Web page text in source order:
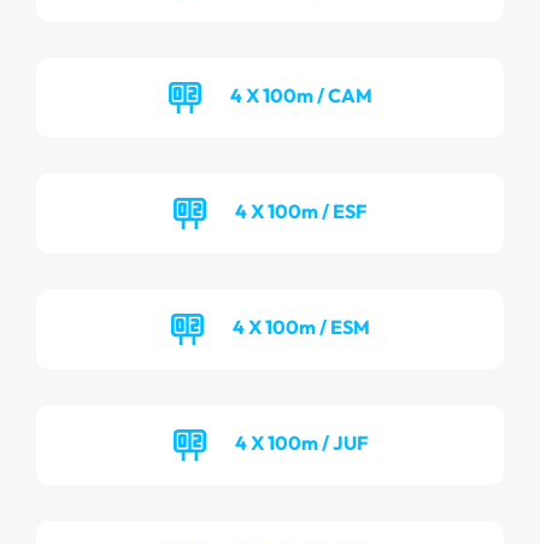
4 X 100m / CAM
4 X 100m / ESF
4 X 100m / ESM
4 X 100m / JUF